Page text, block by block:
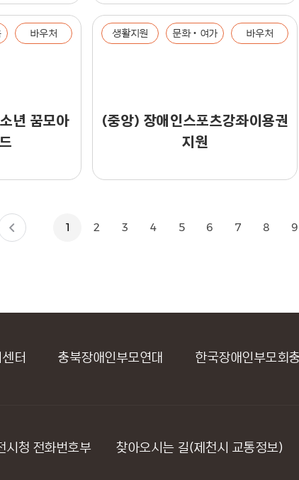
바우처
년 꿈모아
생활지원 문화‧여가 바우처
(중앙) 장애인스포츠강좌이용권
지원
1 2 3 4 5 6 7 8 9
북장애인부모연대 한국장애인부모회충청북도지회
시청 전화번호부 찾아오시는 길(제천시 교통정보)